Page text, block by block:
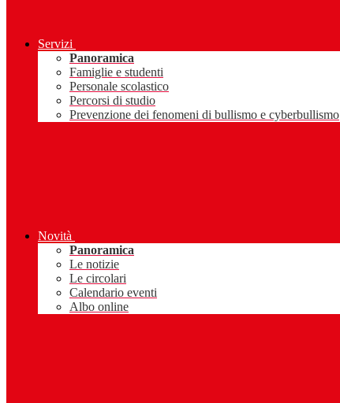
Servizi
Panoramica
Famiglie e studenti
Personale scolastico
Percorsi di studio
Prevenzione dei fenomeni di bullismo e cyberbullismo
Novità
Panoramica
Le notizie
Le circolari
Calendario eventi
Albo online